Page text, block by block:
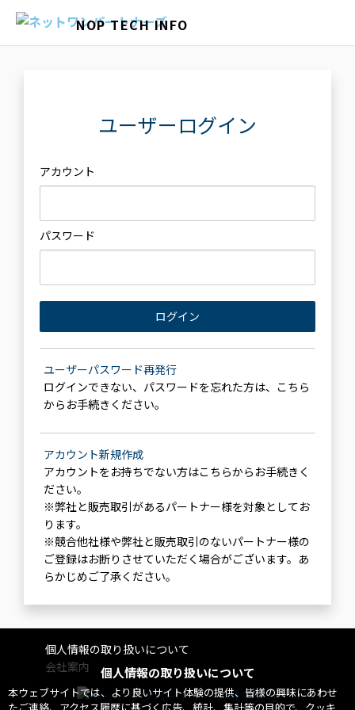
NOP TECH INFO
個人情報の取り扱いについて
本ウェブサイトでは、より良いサイト体験の提供、皆様の興味にあわせ
ユーザーログイン
アカウント
パスワード
ログイン
ユーザーパスワード再発行
ログインできない、パスワードを忘れた方は、こちら
からお手続きください。
アカウント新規作成
アカウントをお持ちでない方はこちらからお手続きく
ださい。
※弊社と販売取引があるパートナー様を対象としてお
ります。
※競合他社様や弊社と販売取引のないパートナー様の
ご登録はお断りさせていただく場合がございます。あ
らかじめご了承ください。
個人情報の取り扱いについて
会社案内